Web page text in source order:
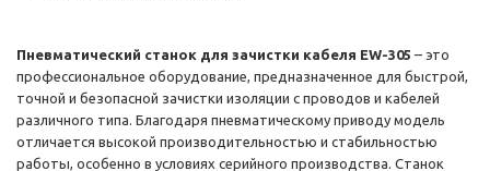
Пневматический станок для зачистки кабеля EW-305 – это
профессиональное оборудование, предназначенное для быстрой,
точной и безопасной зачистки изоляции с проводов и кабелей
различного типа. Благодаря пневматическому приводу модель
отличается высокой производительностью и стабильностью
работы, особенно в условиях серийного производства. Станок